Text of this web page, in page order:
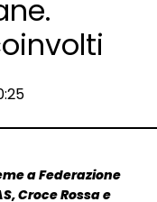
a Federazione
Croce Rossa e